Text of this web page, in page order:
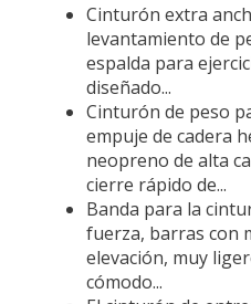
Cinturón extra
levantamiento de
espalda para
diseñado...
Cinturón de peso
empuje de cadera
neopreno de alta
cierre rápido de...
Banda para la
fuerza, barras con
elevación, muy
cómodo...